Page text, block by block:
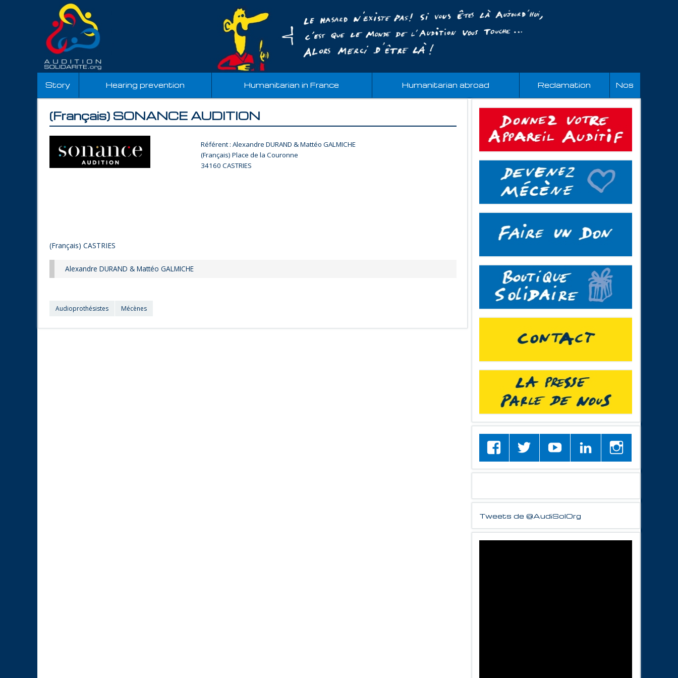
Story Hearing prevention Humanitarian in France Humanitarian abroad Reclamation Nos
(Français) SONANCE AUDITION
Référent : Alexandre DURAND & Mattéo GALMICHE
(Français) Place de la Couronne
34160 CASTRIES
(Français) CASTRIES
Alexandre DURAND & Mattéo GALMICHE
Audioprothésistes Mécènes
Tweets de @AudiSolOrg